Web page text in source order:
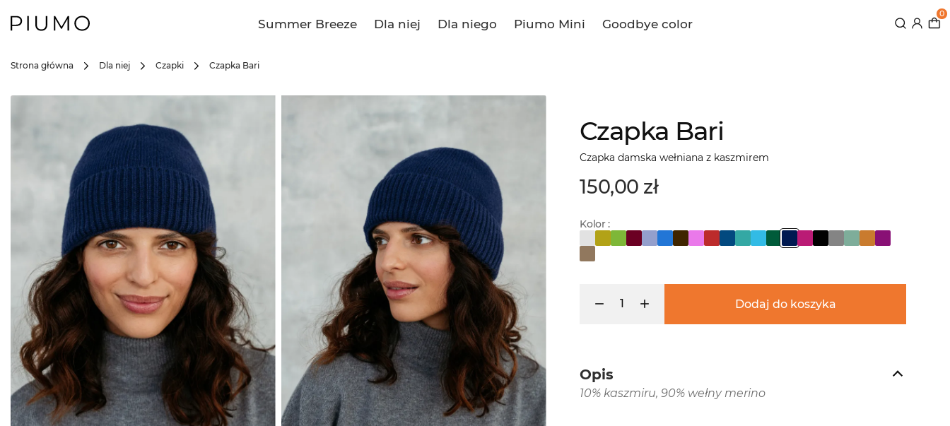
Summer Breeze Dla niej Dla niego Piumo Mini Goodbye color
0
Strona główna Dla niej Czapki Czapka Bari
Czapka Bari
Czapka damska wełniana z kaszmirem
150,00 zł
Kolor :
Dodaj do koszyka
Opis
10% kaszmiru, 90% wełny merino